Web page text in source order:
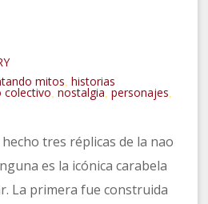
mitos historias
colectivo ,nostalgia ,personajes
tres réplicas de la nao
es la icónica carabela
La primera fue construida